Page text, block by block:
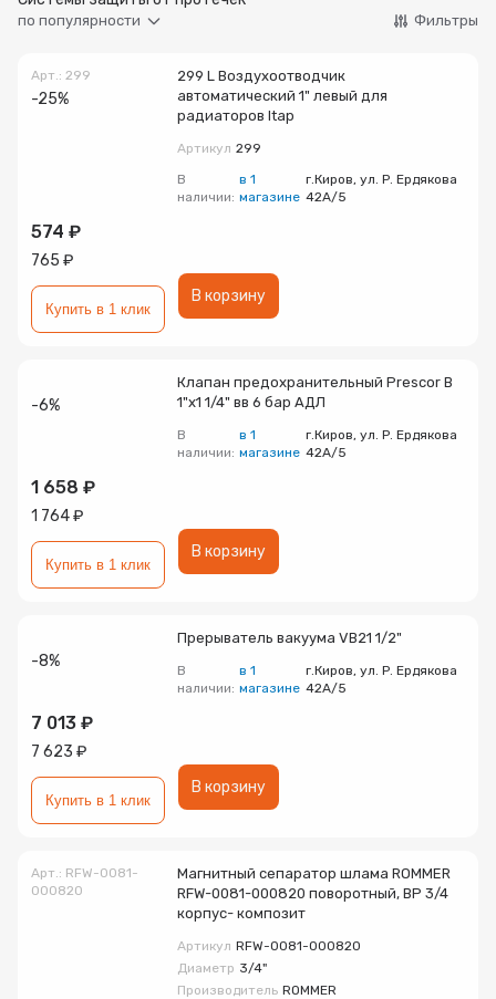
Запорно-регулирующая арматура
Запчасти
Коллекторные группы
Котельное оборудование
Насосное оборудование
Крепеж
Предохранительная арматура
Радиаторы
Системы фильтрации
Трубы и фитинги
Комплекты оборудования для скважины
Комплект оборудования для отопления
по популярности Фильтры
Арт.: 299
-25%
299 L Воздухоотводчик
автоматический 1" левый для
радиаторов Itap
Артикул 299
В
наличии:
в 1
магазине
г.Киров, ул. Р. Ердякова
42А/5
574 ₽
765 ₽
В корзину
Купить в 1 клик
-6%
Клапан предохранительный Prescor B
1"х1 1/4" вв 6 бар АДЛ
В
наличии:
в 1
магазине
г.Киров, ул. Р. Ердякова
42А/5
1 658 ₽
1 764 ₽
В корзину
Купить в 1 клик
-8%
Прерыватель вакуума VB21 1/2"
В
наличии:
в 1
магазине
г.Киров, ул. Р. Ердякова
42А/5
7 013 ₽
7 623 ₽
В корзину
Купить в 1 клик
Арт.: RFW-0081-
000820
Магнитный сепаратор шлама ROMMER
RFW-0081-000820 поворотный, ВР 3/4
корпус- композит
Артикул RFW-0081-000820
Диаметр 3/4"
Производитель ROMMER
Авторизуясь, вы принимаете Пользовательское
соглашение и Политику конфиденциальности.
пользовательское соглашение
конфиденциальности
пользовательское соглашение
конфиденциальности
пользовательское соглашение
конфиденциальности